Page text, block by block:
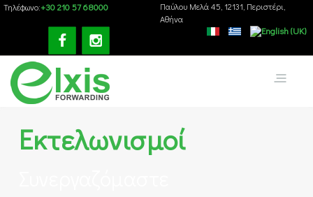
Τηλέφωνο:+30 210 57 68000
Παύλου Mελά 45, 12131, Περιστέρι,
Αθήνα
Εκτελωνισμοί